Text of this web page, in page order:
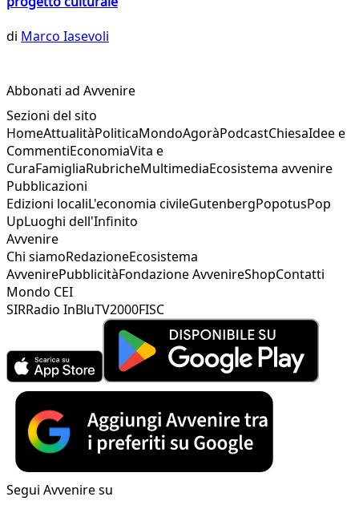
di Marco Iasevoli
Abbonati ad Avvenire
Sezioni del sito
HomeAttualitàPoliticaMondoAgoràPodcastChiesaIdee e
CommentiEconomiaVita e
CuraFamigliaRubricheMultimediaEcosistema avvenire
Pubblicazioni
Edizioni localiL'economia civileGutenbergPopotusPop
UpLuoghi dell'Infinito
Avvenire
Chi siamoRedazioneEcosistema
AvvenirePubblicitàFondazione AvvenireShopContatti
Mondo CEI
SIRRadio InBluTV2000FISC
Segui Avvenire su